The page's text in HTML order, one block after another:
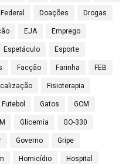
Doações Drogas
EJA Emprego
Espetáculo Esporte
Facção Farinha FEB
Fisioterapia
Futebol Gatos GCM
Glicemia GO-330
Governo Gripe
Homicídio Hospital